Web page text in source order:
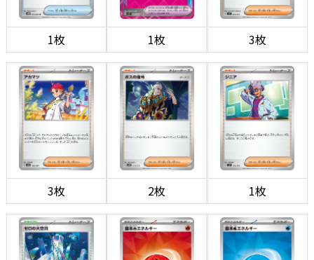
1枚 1枚 3枚
3枚 2枚 1枚